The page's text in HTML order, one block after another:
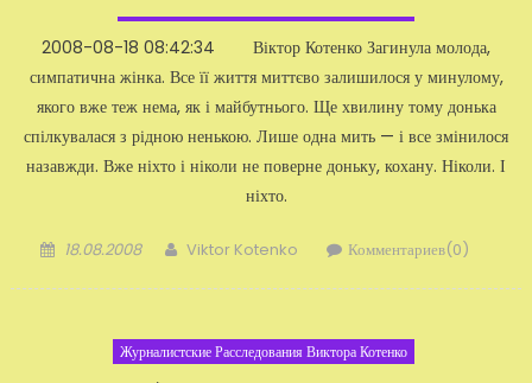
2008-08-18 08:42:34 Віктор Котенко Загинула молода,
симпатична жінка. Все її життя миттєво залишилося у минулому,
якого вже теж нема, як і майбутнього. Ще хвилину тому донька
спілкувалася з рідною нень­кою. Лише одна мить — і все змінилося
назавжди. Вже ніхто і ніколи не поверне доньку, кохану. Ніколи. І
ніхто.
Добавлено
18.08.2008 Автор
Viktor Kotenko Комментариев(0)
Журналистские Расследования Виктора Котенко